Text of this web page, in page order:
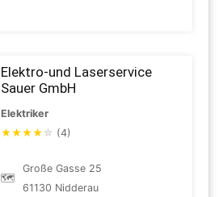
Elektro-und Laserservice
Sauer GmbH
Elektriker
★★★★ ☆ (4)
🗺
Große Gasse 25
61130 Nidderau